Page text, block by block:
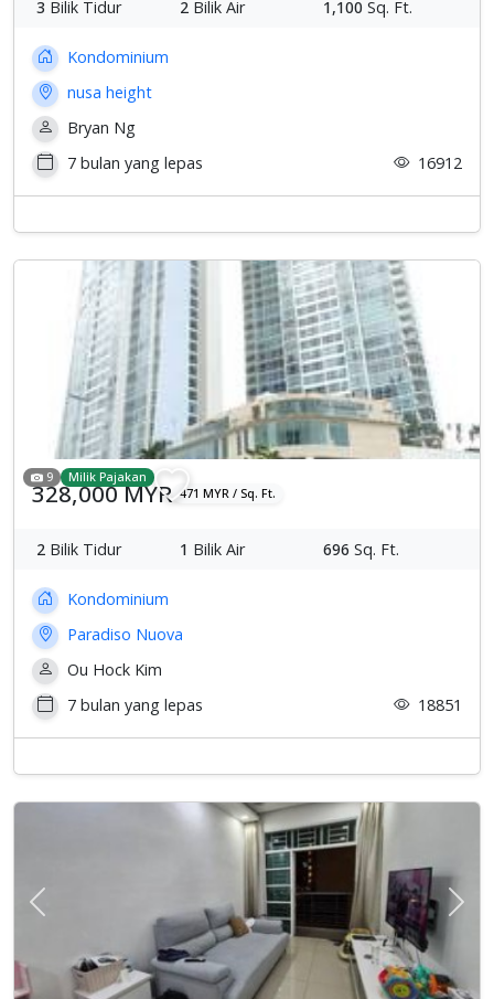
3 Bilik Tidur 2 Bilik Air 1,100 Sq. Ft.
Kondominium
nusa height
Bryan Ng
7 bulan yang lepas
16912
Previous
9 Milik Pajakan
328,000 MYR 471 MYR / Sq. Ft.
2 Bilik Tidur 1 Bilik Air 696 Sq. Ft.
Kondominium
Paradiso Nuova
Ou Hock Kim
7 bulan yang lepas
18851
Previous